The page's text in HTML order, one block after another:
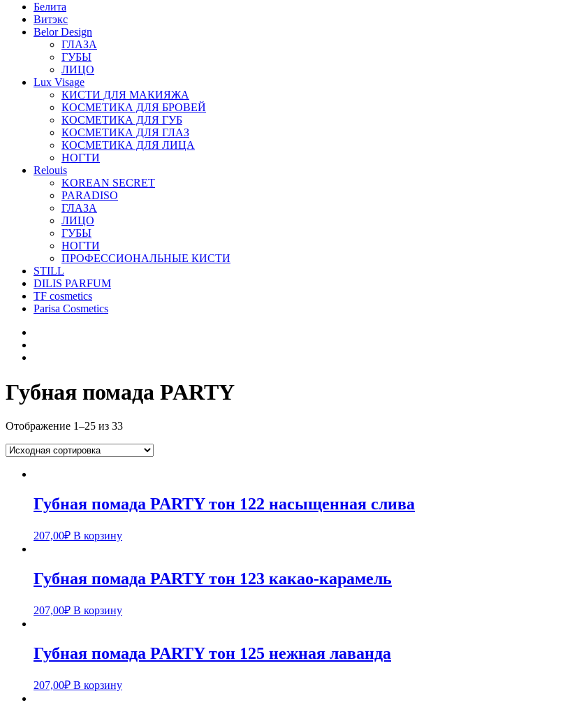
Белита
Витэкс
Belor Design
ГЛАЗА
ГУБЫ
ЛИЦО
Lux Visage
КИСТИ ДЛЯ МАКИЯЖА
КОСМЕТИКА ДЛЯ БРОВЕЙ
КОСМЕТИКА ДЛЯ ГУБ
КОСМЕТИКА ДЛЯ ГЛАЗ
КОСМЕТИКА ДЛЯ ЛИЦА
НОГТИ
Relouis
KOREAN SECRET
PARADISO
ГЛАЗА
ЛИЦО
ГУБЫ
НОГТИ
ПРОФЕССИОНАЛЬНЫЕ КИСТИ
STILL
DILIS PARFUM
TF cosmetics
Parisa Cosmetics
Губная помада PARTY
Отображение 1–25 из 33
Губная помада PARTY тон 122 насыщенная слива
207,00₽ В корзину
Губная помада PARTY тон 123 какао-карамель
207,00₽ В корзину
Губная помада PARTY тон 125 нежная лаванда
207,00₽ В корзину